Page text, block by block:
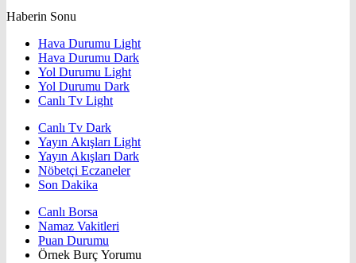
Haberin Sonu
Hava Durumu Light
Hava Durumu Dark
Yol Durumu Light
Yol Durumu Dark
Canlı Tv Light
Canlı Tv Dark
Yayın Akışları Light
Yayın Akışları Dark
Nöbetçi Eczaneler
Son Dakika
Canlı Borsa
Namaz Vakitleri
Puan Durumu
Örnek Burç Yorumu